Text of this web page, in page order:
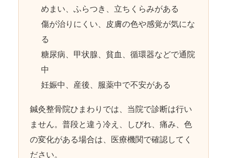
めまい、ふらつき、立ちくらみがある
傷が治りにくい、皮膚の色や感覚が気にな
る
糖尿病、甲状腺、貧血、循環器などで通院
中
妊娠中、産後、服薬中で不安がある
鍼灸整骨院ひまわりでは、当院で診断は行い
ません。普段と違う冷え、しびれ、痛み、色
の変化がある場合は、医療機関で確認してく
ださい。